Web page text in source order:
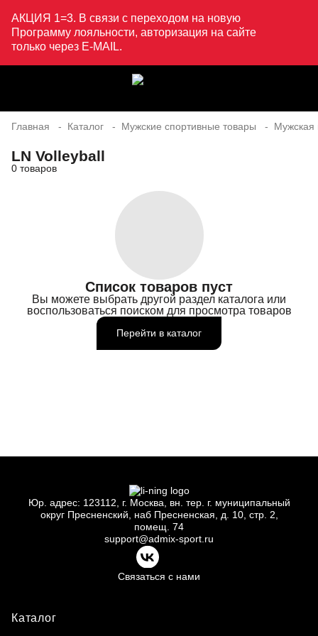
АКЦИЯ 1=3. В связи с переходом на новую
Программу лояльности, авторизация на сайте
только через E-MAIL.
Главная Каталог Мужские спортивные товары Мужская
LN Volleyball
0 товаров
Список товаров пуст
Вы можете выбрать другой раздел каталога или
воспользоваться поиском для просмотра товаров
Перейти в каталог
Юр. адрес: 123112, г. Москва, вн. тер. г. муниципальный
округ Пресненский, наб Пресненская, д.
10, стр. 2,
помещ. 74
support@admix-sport.ru
Связаться с нами
Каталог